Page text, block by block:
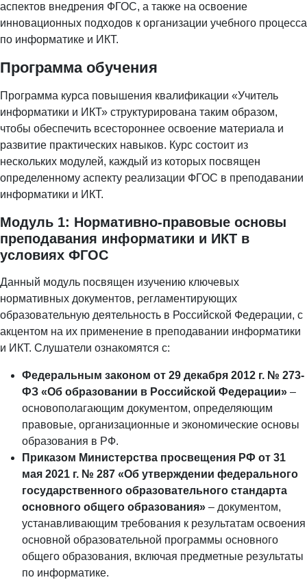
аспектов внедрения ФГОС, а также на освоение
инновационных подходов к организации учебного процесса
по информатике и ИКТ.
Программа обучения
Программа курса повышения квалификации «Учитель
информатики и ИКТ» структурирована таким образом,
чтобы обеспечить всестороннее освоение материала и
развитие практических навыков. Курс состоит из
нескольких модулей, каждый из которых посвящен
определенному аспекту реализации ФГОС в преподавании
информатики и ИКТ.
Модуль 1: Нормативно-правовые основы
преподавания информатики и ИКТ в
условиях ФГОС
Данный модуль посвящен изучению ключевых
нормативных документов, регламентирующих
образовательную деятельность в Российской Федерации, с
акцентом на их применение в преподавании информатики
и ИКТ. Слушатели ознакомятся с:
Федеральным законом от 29 декабря 2012 г. № 273-
ФЗ «Об образовании в Российской Федерации» –
основополагающим документом, определяющим
правовые, организационные и экономические основы
образования в РФ.
Приказом Министерства просвещения РФ от 31
мая 2021 г. № 287 «Об утверждении федерального
государственного образовательного стандарта
основного общего образования» – документом,
устанавливающим требования к результатам освоения
основной образовательной программы основного
общего образования, включая предметные результаты
по информатике.